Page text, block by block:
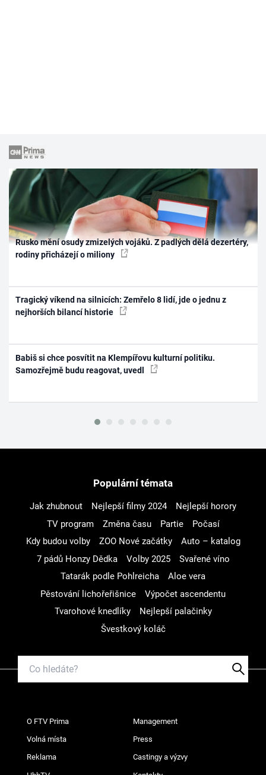
Rusko mění osudy zmizelých vojáků. Z padlých dělá dezertéry,
rodiny přicházejí o miliony
Tragický víkend na silnicích: Zemřelo 8 lidí, jde o jednu z
nejhorších bilancí historie
Babiš si chce posvítit na Klempířovu kulturní politiku.
Samozřejmě budu reagovat, uvedl
Populární témata
Jak zhubnout Nejlepší filmy 2024
Nejlepší horory
TV program
Změna času Partie
Počasí
Kdy budou volby
ZOO Nové začátky
Auto – katalog
7 pádů Honzy Dědka
Volby 2025
Svařené víno
Tatarák podle Pohlreicha
Aloe vera
Pěstování lichořeřišnice
Výpočet ascendentu
Tvarohové knedlíky
Nejlepší palačinky
Švestkový koláč
O FTV Prima Management
Volná místa Press
Reklama Castingy a výzvy